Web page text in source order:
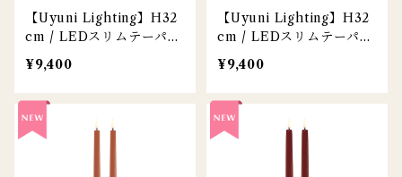
【Uyuni Lighting】H32
cm / LEDスリムテーパー
キャンドル / ハニーイエ
ロー / 2本セット
¥9,400
【Uyuni Lighting】H32
cm / LEDスリムテーパー
キャンドル / アプリコッ
ト / 2本セット
¥9,400